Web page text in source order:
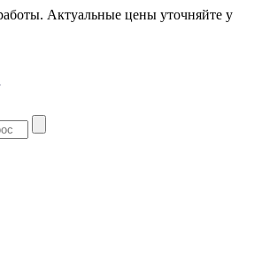
Актуальные цены уточняйте у